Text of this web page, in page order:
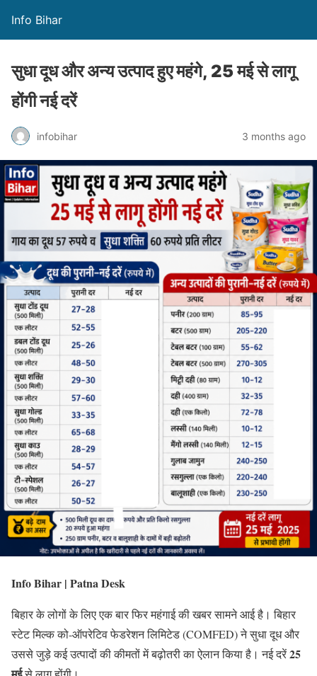
Info Bihar
सुधा दूध और अन्य उत्पाद हुए महंगे, 25 मई से लागू
होंगी नई दरें
infobihar 3 months ago
Info Bihar | Patna Desk
बिहार के लोगों के लिए एक बार फिर महंगाई की खबर सामने आई है। बिहार
स्टेट मिल्क को-ऑपरेटिव फेडरेशन लिमिटेड (COMFED) ने सुधा दूध और
उससे जुड़े कई उत्पादों की कीमतों में बढ़ोतरी का ऐलान किया है। नई दरें25